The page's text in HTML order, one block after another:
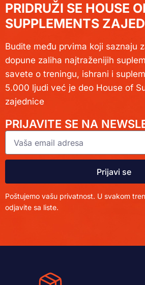
PRIDRUŽI SE HOUSE
SUPPLEMENTS
Budite među prvima koji saznaju
dopune zaliha najtraženijih
savete o treningu, ishrani i
5.000 ljudi već je deo House of
zajednice
PRIJAVITE SE NA
Prijavi se
Poštujemo vašu privatnost. U svakom
odjavite sa liste.